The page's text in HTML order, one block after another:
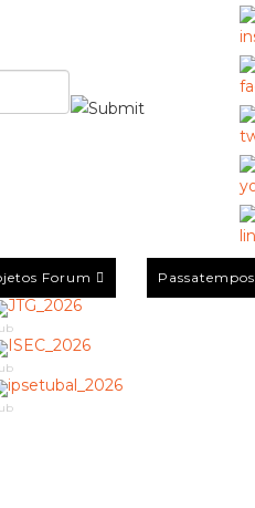
Forum Passatempos